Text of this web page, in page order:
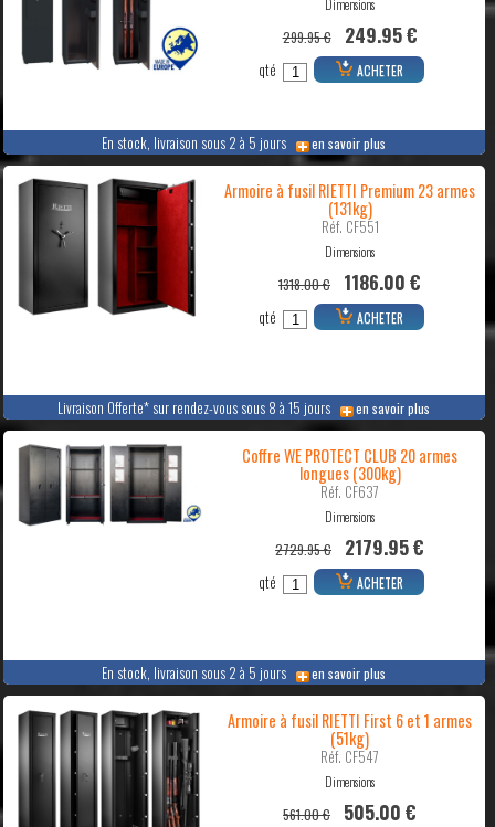
En stock, livraison sous 2 à 5 jours en savoir plus
Dimensions
299.95 € 249.95 €
qté ACHETER
Livraison Offerte* sur rendez-vous sous 8 à 15 jours en savoir plus
Armoire à fusil RIETTI Premium 23 armes
(131kg)
Réf. CF551
Dimensions
1318.00 € 1186.00 €
qté ACHETER
En stock, livraison sous 2 à 5 jours en savoir plus
Coffre WE PROTECT CLUB 20 armes
longues (300kg)
Réf. CF637
Dimensions
2729.95 € 2179.95 €
qté ACHETER
Armoire à fusil RIETTI First 6 et 1 armes
(51kg)
Réf. CF547
Dimensions
561.00 € 505.00 €